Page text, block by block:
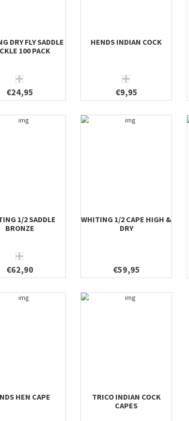
DRY FLY SADDLE
100 PACK
€24,95
HENDS INDIAN COCK
€9,95
1/2 SADDLE
BRONZE
€62,90
WHITING 1/2 CAPE HIGH &
DRY
€59,95
HEN CAPE
TRICO INDIAN COCK
CAPES